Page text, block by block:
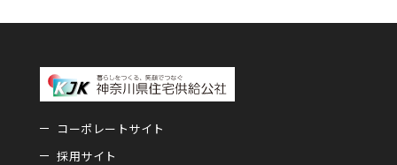
コーポレートサイト
採用サイト